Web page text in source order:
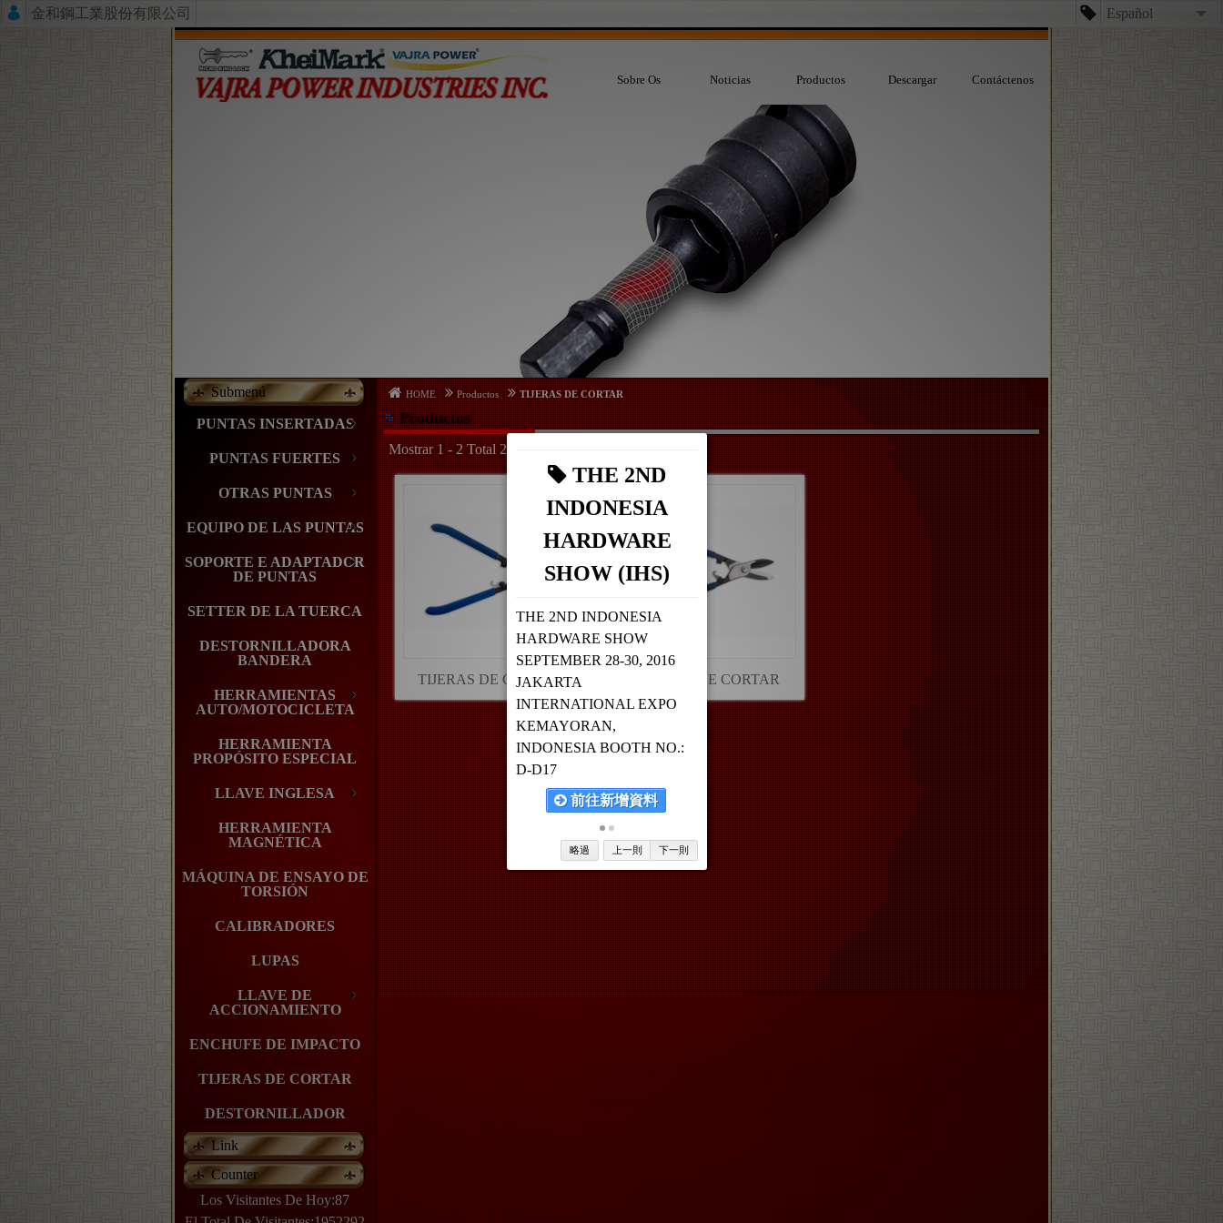
金和鋼工業股份有限公司 Español
Sobre Os Noticias Productos Descargar Contáctenos
Submenú
PUNTAS INSERTADAS
PUNTAS FUERTES
OTRAS PUNTAS
EQUIPO DE LAS PUNTAS
SOPORTE E ADAPTADOR
DE PUNTAS
SETTER DE LA TUERCA
DESTORNILLADORA
BANDERA
HERRAMIENTAS
AUTO/MOTOCICLETA
HERRAMIENTA
PROPÓSITO ESPECIAL
LLAVE INGLESA
HERRAMIENTA
MAGNÉTICA
MÁQUINA DE ENSAYO DE
TORSIÓN
CALIBRADORES
LUPAS
LLAVE DE
ACCIONAMIENTO
ENCHUFE DE IMPACTO
TIJERAS DE CORTAR
DESTORNILLADOR
Link
Counter
Los Visitantes De Hoy:87
HOME Productos TIJERAS DE CORTAR
Productos
Mostrar 1 - 2 Total 2
TIJERAS DE CORTAR TIJERAS DE CORTAR
THE 2ND
INDONESIA
HARDWARE
SHOW (IHS)
THE 2ND INDONESIA
HARDWARE SHOW
SEPTEMBER 28-30, 2016
JAKARTA
INTERNATIONAL EXPO
KEMAYORAN,
INDONESIA BOOTH NO.:
D-D17
前往新增資料
略過 上一則 下一則